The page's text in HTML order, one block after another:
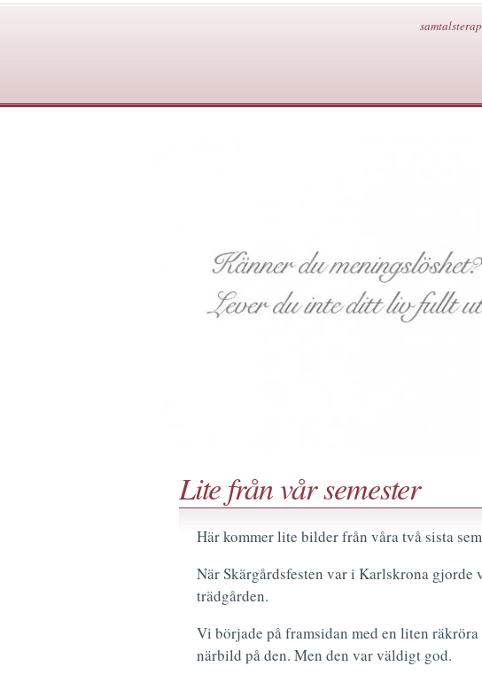
Lite från vår semester
Här kommer lite bilder från våra två sista
När Skärgårdsfesten var i Karlskrona gjorde
trädgården.
Vi började på framsidan med en liten
närbild på den. Men den var väldigt god.